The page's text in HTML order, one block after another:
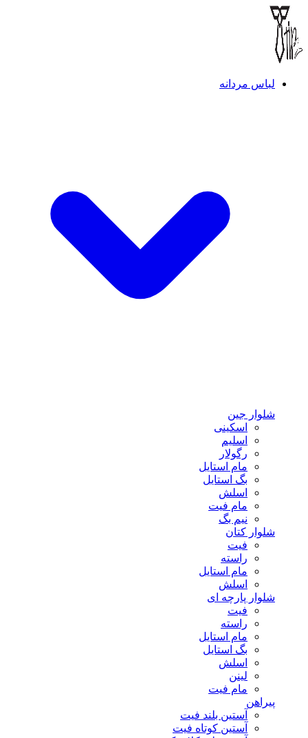
لباس مردانه
شلوار جین
اسکینی
اسلیم
رگولار
مام استایل
بگ استایل
اسلش
مام فیت
نیم بگ
شلوار کتان
فیت
راسته
مام استایل
اسلش
شلوار پارچه ای
فیت
راسته
مام استایل
بگ استایل
اسلش
لینن
مام فیت
پیراهن
آستین بلند فیت
آستین کوتاه فیت